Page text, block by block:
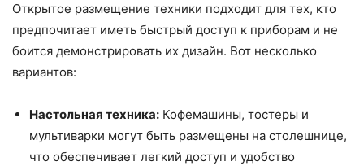
Открытое размещение техники подходит для тех, кто
предпочитает иметь быстрый доступ к приборам и не
боится демонстрировать их дизайн. Вот несколько
вариантов:
Настольная техника: Кофемашины, тостеры и
мультиварки могут быть размещены на столешнице,
что обеспечивает легкий доступ и удобство